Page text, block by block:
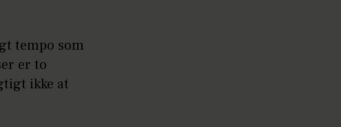
tempo som
er to
ikke at